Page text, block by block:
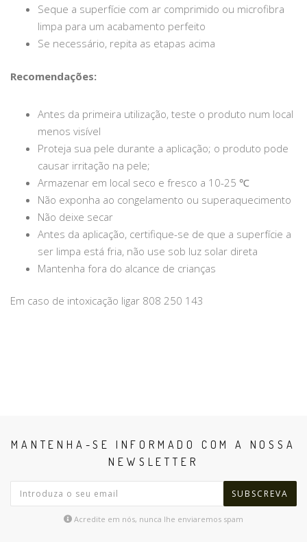
Seque a superfície com ar comprimido ou microfibra
limpa para um acabamento perfeito
Se necessário, repita as etapas acima
Recomendações:
Antes da primeira utilização, teste o produto num local
menos visível
Proteja sua pele durante a aplicação; o produto pode
causar irritação na pele;
Armazenar em local seco e fresco a 10-25 ℃
Não exponha ao congelamento ou superaquecimento
Não deixe secar
Antes da aplicação, certifique-se de que a superfície a
ser limpa está fria, não use sob luz solar direta
Mantenha fora do alcance de crianças
Em caso de intoxicação ligar 808 250 143
MANTENHA-SE INFORMADO COM A NOSSA
NEWSLETTER
SUBSCREVA
Acredite em nós, nunca lhe enviaremos spam